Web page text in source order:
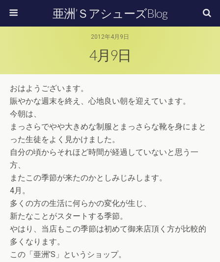
亜洲’ＳアシューズBlog
2012年4月9日
4月9日
おはようございます。
賑やかな週末を終え、心地良い朝を迎えています。
今朝は、
まっさらでやや大きめな制服とまっさらな靴を身にまと
った生徒をよく見かけました。
自分の頃からそれほど時間が経過していないと思う一
方、
またこの季節が来たのかとしみじみします。
4月。
多くの方の生活に何らかの変化が生じ、
新たなことがスタートする季節。
やはり、当店もこの季節は初めて御来店頂く方が比較的
多くなります。
この「亜洲’S」というショップ。